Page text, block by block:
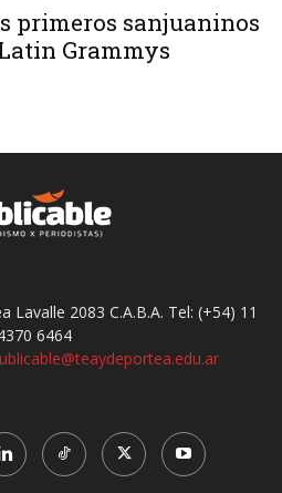
primeros sanjuaninos
Grammys
Lavalle 2083 C.A.B.A. Tel: (+54) 11
6464